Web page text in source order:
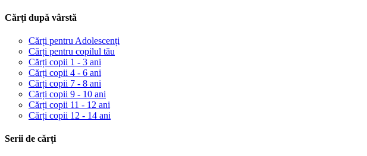
Cărți după vârstă
Cărți pentru Adolescenți
Cărți pentru copilul tău
Cărți copii 1 - 3 ani
Cărți copii 4 - 6 ani
Cărți copii 7 - 8 ani
Cărți copii 9 - 10 ani
Cărți copii 11 - 12 ani
Cărți copii 12 - 14 ani
Serii de cărți